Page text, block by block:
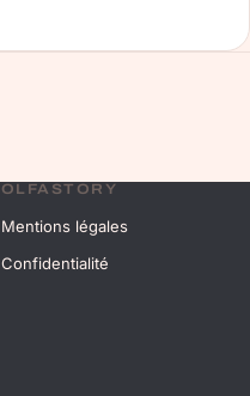
OLFASTORY
Mentions légales
Confidentialité